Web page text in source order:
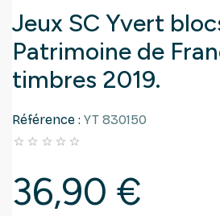
Jeux SC Yvert
Patrimoine de
timbres 2019.
Référence : YT 830150
    
36,90 €